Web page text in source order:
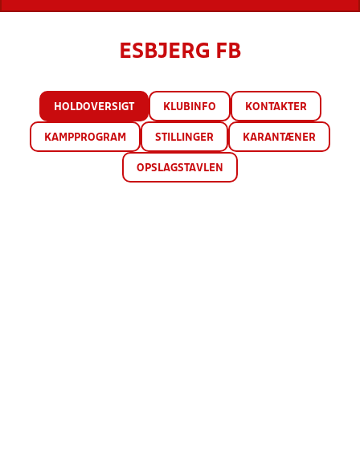
ESBJERG FB
HOLDOVERSIGT KLUBINFO KONTAKTER
KAMPPROGRAM STILLINGER KARANTÆNER
OPSLAGSTAVLEN